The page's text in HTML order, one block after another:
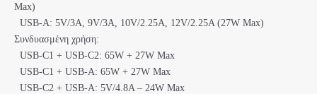
Max)
USB-A: 5V/3A, 9V/3A, 10V/2.25A, 12V/2.25A (27W Max)
Συνδυασμένη χρήση:
USB-C1 + USB-C2: 65W + 27W Max
USB-C1 + USB-A: 65W + 27W Max
USB-C2 + USB-A: 5V/4.8A – 24W Max